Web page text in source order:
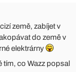
země, zabíjet v
do země v
elektrárny
tím, co Wazz popsal